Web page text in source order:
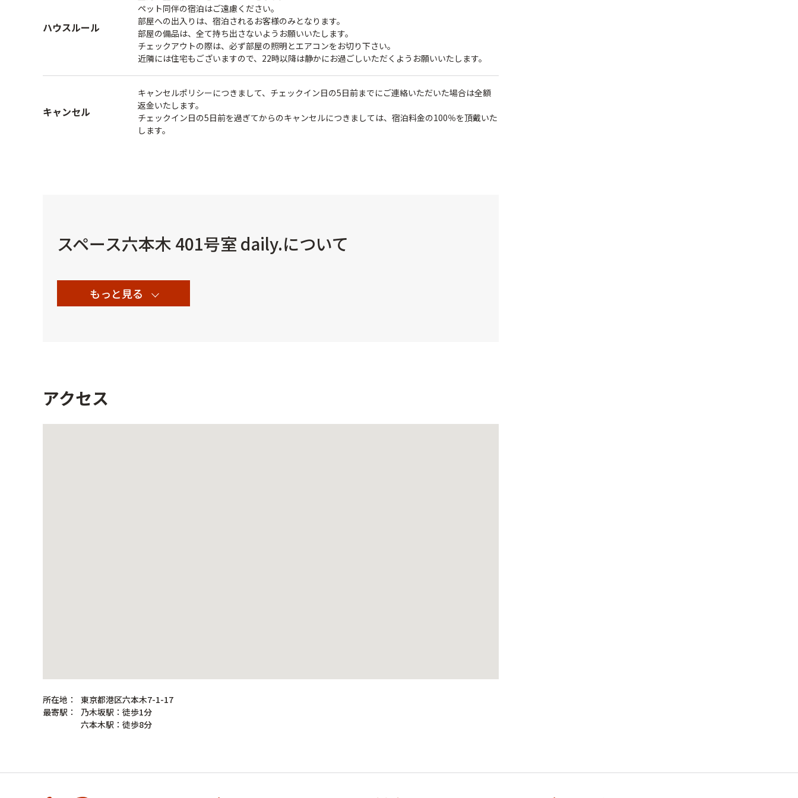
ハウスルール
ペット同伴の宿泊はご遠慮ください。
部屋への出入りは、宿泊されるお客様のみとなります。
部屋の備品は、全て持ち出さないようお願いいたします。
チェックアウトの際は、必ず部屋の照明とエアコンをお切り下さい。
近隣には住宅もございますので、22時以降は静かにお過ごしいただくようお願いいたします。
キャンセル
キャンセルポリシーにつきまして、チェックイン日の5日前までにご連絡いただいた場合は全額
返金いたします。
チェックイン日の5日前を過ぎてからのキャンセルにつきましては、宿泊料金の100％を頂戴いた
します。
スペース六本木 401号室 daily.について
もっと見る
アクセス
所在地：
東京都港区六本木7-1-17
最寄駅：
乃木坂駅：徒歩1分
六本木駅：徒歩8分